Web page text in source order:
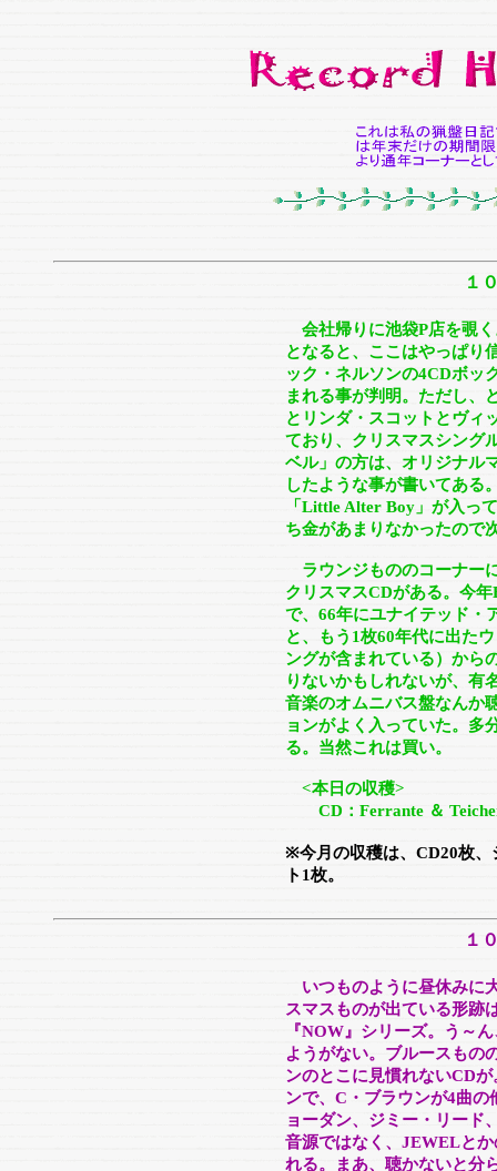
１
会社帰りに池袋P店を覗
となると、ここはやっぱり
ック・ネルソンの4CDボッ
まれる事が判明。ただし、
とリンダ・スコットとヴィ
ており、クリスマスシング
ベル」の方は、オリジナル
したような事が書いてある
「Little Alter Boy」が入っ
ち金があまりなかったので
ラウンジもののコーナー
クリスマスCDがある。今
で、66年にユナイテッド・
と、もう1枚60年代に出た
ングが含まれている）から
りないかもしれないが、有
音楽のオムニバス盤なんか
ョンがよく入っていた。多
る。当然これは買い。
<本日の収穫>
CD：Ferrante ＆ Teicher
※今月の収穫は、CD20枚、
ト1枚。
１
いつものように昼休みに
スマスものが出ている形跡
『NOW』シリーズ。う～
ようがない。ブルースもの
ンのとこに見慣れないCD
ンで、C・ブラウンが4曲
ョーダン、ジミー・リード
音源ではなく、JEWELと
れる。まあ、聴かないと分